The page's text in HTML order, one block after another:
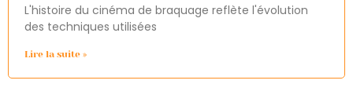
L'histoire du cinéma de braquage reflète l'évolution
des techniques utilisées
Lire la suite »